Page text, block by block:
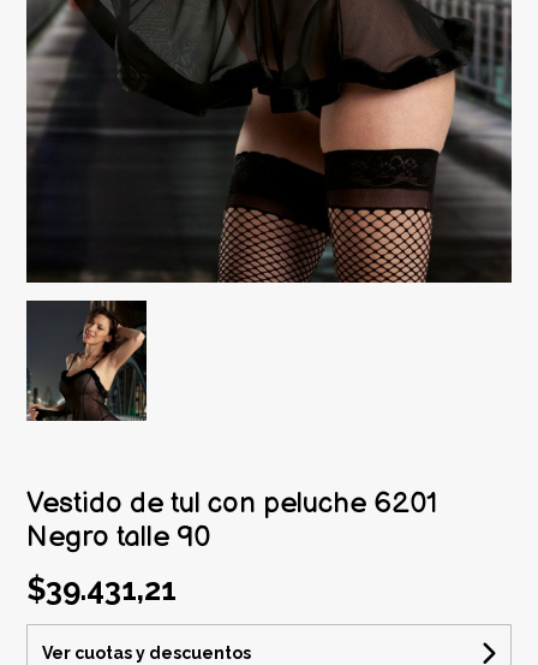
Vestido de tul con peluche 6201
Negro talle 90
$39.431,21
Ver cuotas y descuentos